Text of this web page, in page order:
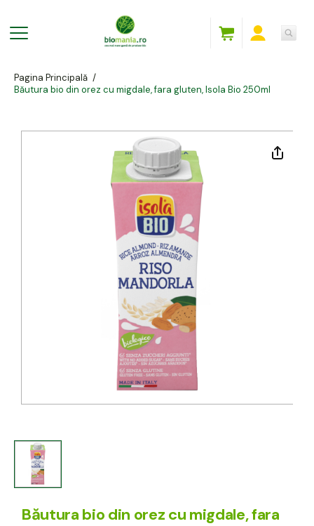
Pagina Principală /
Băutura bio din orez cu migdale, fara gluten, Isola Bio 250ml
Băutura bio din orez cu migdale, fara